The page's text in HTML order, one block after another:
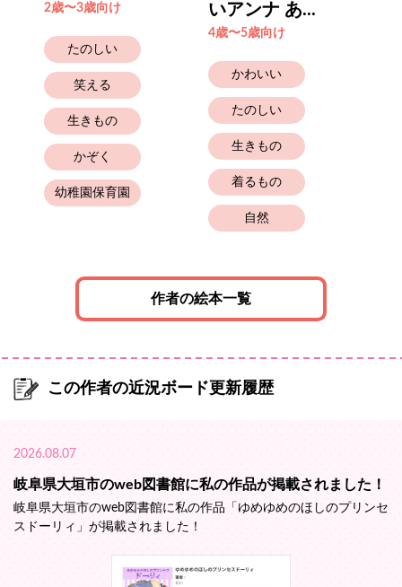
2歳〜3歳向け
たのしい
笑える
生きもの
かぞく
幼稚園保育園
いアンナ あ...
4歳〜5歳向け
かわいい
たのしい
生きもの
着るもの
自然
作者の絵本一覧
この作者の近況ボード更新履歴
2026.08.07
岐阜県大垣市のweb図書館に私の作品が掲載されました！
岐阜県大垣市のweb図書館に私の作品「ゆめゆめのほしのプリンセ
スドーリィ」が掲載されました！